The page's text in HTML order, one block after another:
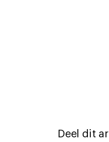
Deel dit